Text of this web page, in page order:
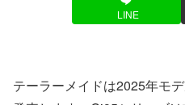
LINE
テーラーメイドは2025年モ